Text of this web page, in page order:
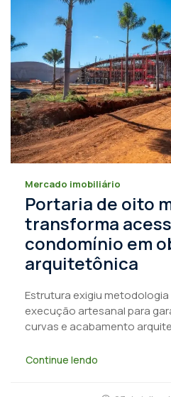
Mercado imobiliário
Portaria de oito
transforma
condomínio em
arquitetônica
Estrutura exigiu
execução artesanal para
curvas e acabamento
Continue lendo